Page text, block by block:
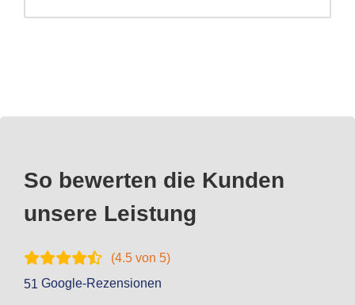
So bewerten die Kunden
unsere Leistung
(4.5 von 5)
51 Google-Rezensionen